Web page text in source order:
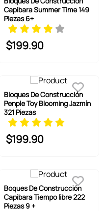
Capibara Summer Time 149
Piezas 6+
$199.90
Bloques De Construcción
Penple Toy Blooming Jazmín
321 Piezas
$199.90
Boques De Construcción
Capibara Tiempo libre 222
Piezas 9 +